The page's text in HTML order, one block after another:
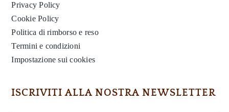
Privacy Policy
Cookie Policy
Politica di rimborso e reso
Termini e condizioni
Impostazione sui cookies
ISCRIVITI ALLA NOSTRA NEWSLETTER